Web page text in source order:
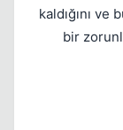
kaldığını ve
bir